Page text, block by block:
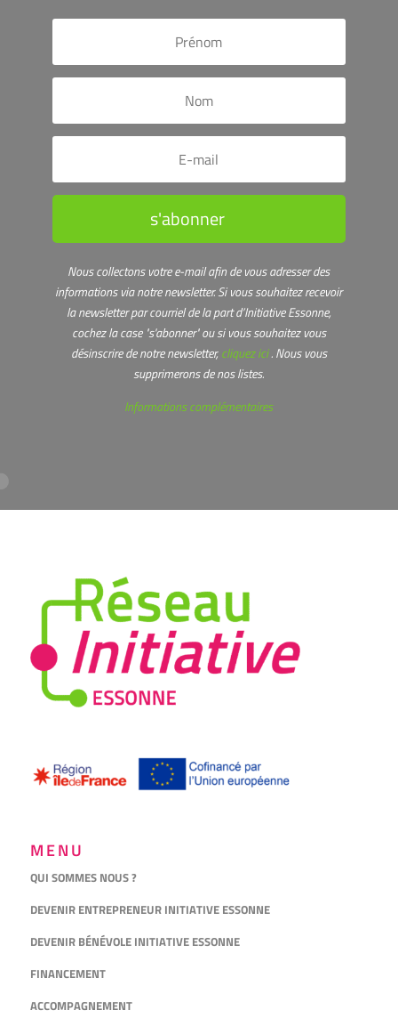
s'abonner
Nous collectons votre e-mail afin de vous adresser des
informations via notre newsletter.Si vous souhaitez recevoir
la newsletter par courriel de la part d’Initiative Essonne,
cochez la case "s'abonner" ou si vous souhaitez vous
désinscrire de notre newsletter,cliquez ici. Nous vous
supprimerons de nos listes.
Informations complémentaires
MENU
QUI SOMMES NOUS ?
DEVENIR ENTREPRENEUR INITIATIVE ESSONNE
DEVENIR BÉNÉVOLE INITIATIVE ESSONNE
FINANCEMENT
ACCOMPAGNEMENT